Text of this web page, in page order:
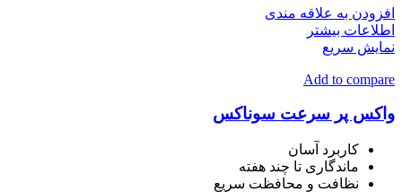
افزودن به علاقه مندی
اطلاعات بیشتر
نمایش سریع
Add to compare
واکس پر سرعت سوناکس
کاربرد آسان
ماندگاری تا چند هفته
نظافت و محافظت سریع